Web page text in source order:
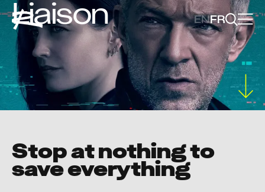
ENFR
Liaison
Stop at nothing to
save everything